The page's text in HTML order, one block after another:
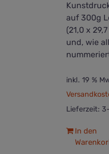
auf 300g
(21,0 x
und, wie
inkl. 19 %
Lieferzeit:
In den